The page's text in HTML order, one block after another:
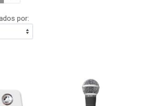
por: